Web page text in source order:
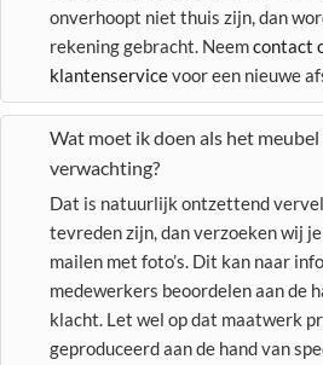
onverhoopt niet thuis zijn, dan
rekening gebracht. Neemcontact
klantenservicevoor een nieuwe
Wat moet ik doen als het
verwachting?
Dat is natuurlijk ontzettend
tevreden zijn, dan verzoeken wij
mailen met foto’s. Dit kan naar
medewerkers beoordelen aan de
klacht. Let wel op dat maatwerk
geproduceerd aan de hand van